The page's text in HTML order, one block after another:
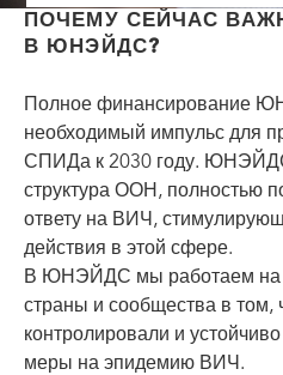
ПОЧЕМУ СЕЙЧАС
В ЮНЭЙДС?
Полное финансирование
необходимый импульс для
СПИДа к 2030 году.
структура ООН, полностью
ответу на ВИЧ,
действия в этой сфере.
В ЮНЭЙДС мы работаем на
страны и сообщества в том,
контролировали и
меры на эпидемию ВИЧ.